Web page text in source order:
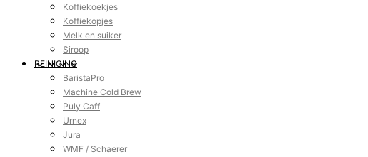
Koffiekoekjes
Koffiekopjes
Melk en suiker
Siroop
REINIGING
BaristaPro
Machine Cold Brew
Puly Caff
Urnex
Jura
WMF / Schaerer